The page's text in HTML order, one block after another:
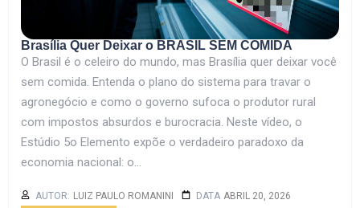
Brasília Quer Deixar o BRASIL SEM COMIDA
O Brasil é o celeiro do mundo, mas Brasília quer deixar você
sem comida. Entenda o plano do sistema para travar o
agronegócio e como o governo sufoca o produtor rural
com impostos absurdos e burocracia. Neste vídeo, o
Estúdio 5o Elemento expõe o verdadeiro paradoxo da
economia nacional: o...
AUTOR: LUIZ PAULO ROMANINI DATA ABRIL 20, 2026